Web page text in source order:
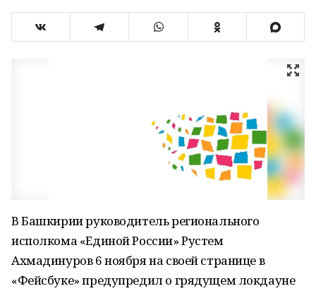
В Башкирии руководитель регионального
исполкома «Единой России» Рустем
Ахмадинуров 6 ноября на своей странице в
«Фейсбуке» предупредил о грядущем локдауне